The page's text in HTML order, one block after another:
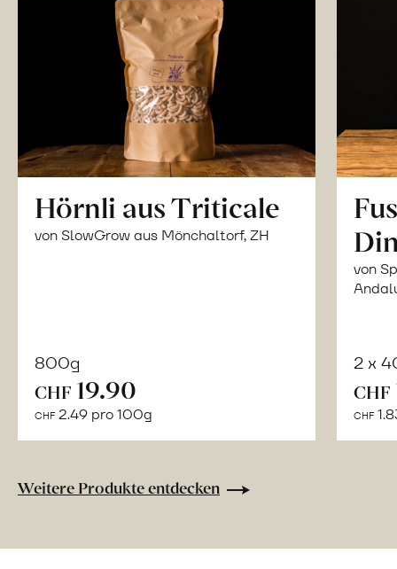
Hörnli aus Triticale
von SlowGrow aus Mönchaltorf, ZH
800g
CHF 19.90
CHF 2.49 pro 100g
von
2 x
CHF
CHF
Weitere Produkte entdecken